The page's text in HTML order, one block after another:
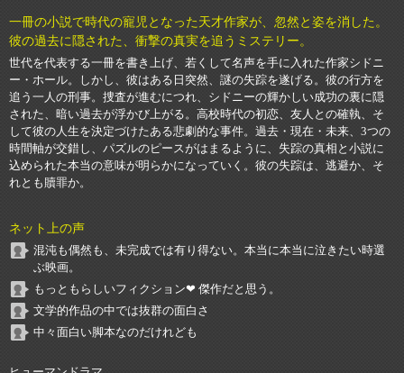
一冊の小説で時代の寵児となった天才作家が、忽然と姿を消した。
彼の過去に隠された、衝撃の真実を追うミステリー。
世代を代表する一冊を書き上げ、若くして名声を手に入れた作家シドニ
ー・ホール。しかし、彼はある日突然、謎の失踪を遂げる。彼の行方を
追う一人の刑事。捜査が進むにつれ、シドニーの輝かしい成功の裏に隠
された、暗い過去が浮かび上がる。高校時代の初恋、友人との確執、そ
して彼の人生を決定づけたある悲劇的な事件。過去・現在・未来、3つの
時間軸が交錯し、パズルのピースがはまるように、失踪の真相と小説に
込められた本当の意味が明らかになっていく。彼の失踪は、逃避か、そ
れとも贖罪か。
ネット上の声
混沌も偶然も、未完成では有り得ない。本当に本当に泣きたい時選
ぶ映画。
もっともらしいフィクション❤ 傑作だと思う。
文学的作品の中では抜群の面白さ
中々面白い脚本なのだけれども